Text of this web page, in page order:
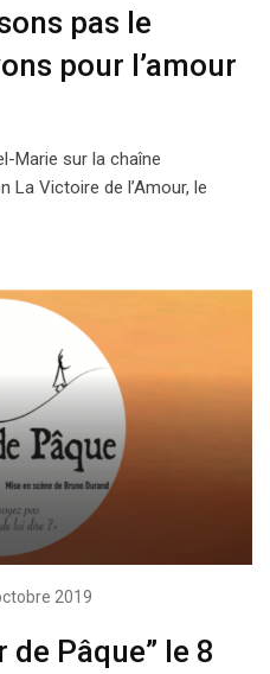
pas le
pour l’amour
Marie sur la chaîne
La Victoire de l’Amour, le
2019
de Pâque” le 8